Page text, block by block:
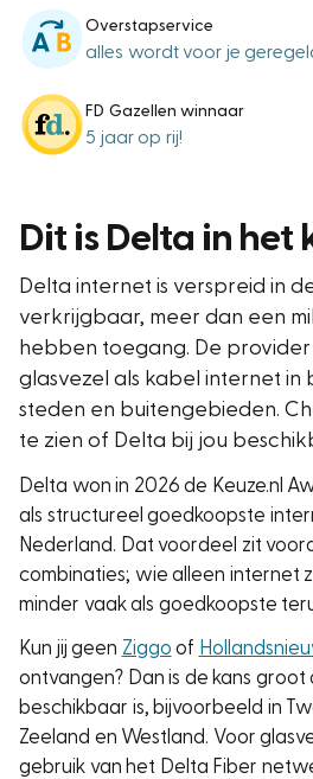
Overstapservice
alles wordt voor je
FD Gazellen winnaar
5 jaar op rij!
Dit is Delta in het
Delta internet is verspreid in
verkrijgbaar, meer dan een
hebben toegang. De provider
glasvezel als kabel internet
steden en buitengebieden.
te zien of Delta bij jou
Delta won in 2026 de Keuze.nl
als structureel goedkoopste
Nederland. Dat voordeel zit
combinaties; wie alleen internet
minder vaak als goedkoopste
Kun jij geen Ziggo of
ontvangen? Dan is de kans groot
beschikbaar is, bijvoorbeeld in
Zeeland en Westland. Voor
gebruik van het Delta Fiber